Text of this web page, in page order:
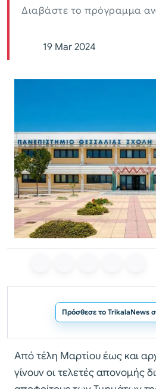
Διαβάστε το πρόγραμμα
19 Mar 2024
Πρόσθεσε το TrikalaNews
Από τέλη Μαρτίου έως και
γίνουν οι τελετές απονομής